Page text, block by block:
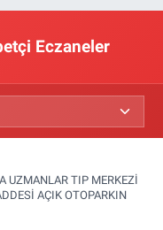
Eczaneler
UZMANLAR TIP MERKEZİ
AÇIK OTOPARKIN